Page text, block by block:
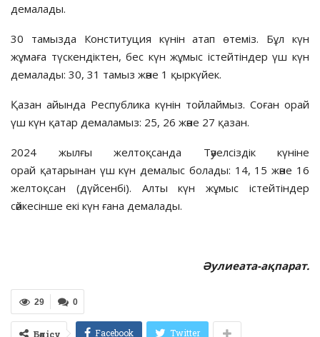
демалады.
30 тамызда Конституция күнін атап өтеміз. Бұл күн
жұмаға түскендіктен, бес күн жұмыс істейтіндер үш күн
демалады: 30, 31 тамыз және 1 қыркүйек.
Қазан айында Республика күнін тойлаймыз. Соған орай
үш күн қатар демаламыз: 25, 26 және 27 қазан.
2024 жылғы желтоқсанда Тәуелсіздік күніне
орай қатарынан үш күн демалыс болады: 14, 15 және 16
желтоқсан (дүйсенбі). Алты күн жұмыс істейтіндер
сәйкесінше екі күн ғана демалады.
Әулиеата-ақпарат.
0
29
Бөлісу Facebook Twitter